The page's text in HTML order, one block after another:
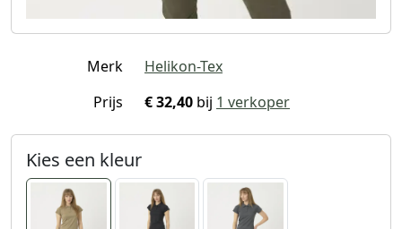
Merk
Helikon-Tex
Prijs
€ 32,40 bij 1 verkoper
Kies een kleur